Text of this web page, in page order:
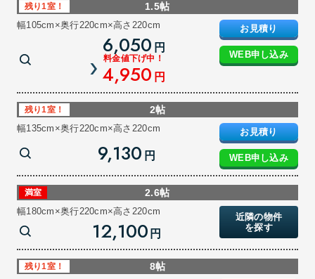
1.5帖
幅105cm×奥行220cm×高さ220cm
6,050 円
料金値下げ中！
4,950 円
残り1室！
お見積り
WEB申し込み
2帖
幅135cm×奥行220cm×高さ220cm
9,130 円
残り1室！
お見積り
WEB申し込み
2.6帖
幅180cm×奥行220cm×高さ220cm
満室
12,100 円
近隣の物件
を探す
8帖
残り1室！